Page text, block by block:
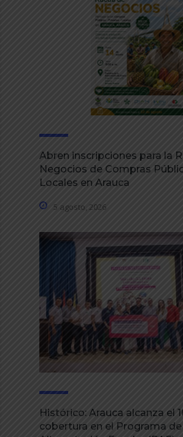
Abren inscripciones para la
Negocios de Compras
Locales en Arauca
5 agosto, 2026
Histórico: Arauca alcanza el
cobertura en el Programa de